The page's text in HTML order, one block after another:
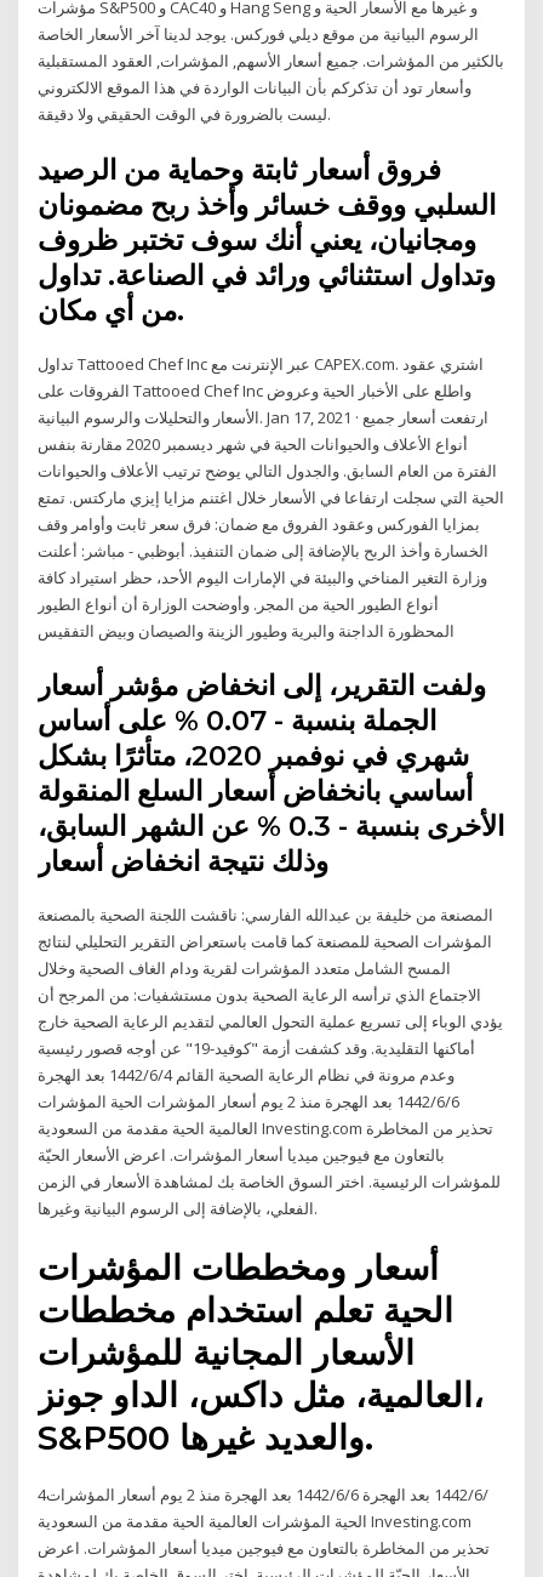
مؤشرات S&P500 و CAC40 و Hang Seng و غيرها مع الأسعار الحية و
الرسوم البيانية من موقع ديلي فوركس. يوجد لدينا آخر الأسعار الخاصة
بالكثير من المؤشرات. جميع أسعار الأسهم, المؤشرات, العقود المستقبلية
وأسعار تود أن تذكركم بأن البيانات الواردة في هذا الموقع الالكتروني
ليست بالضرورة في الوقت الحقيقي ولا دقيقة.
فروق أسعار ثابتة وحماية من الرصيد
السلبي ووقف خسائر وأخذ ربح مضمونان
ومجانيان، يعني أنك سوف تختبر ظروف
وتداول استثنائي ورائد في الصناعة. تداول
من أي مكان.
تداول Tattooed Chef Inc عبر الإنترنت مع CAPEX.com. اشتري عقود
الفروقات على Tattooed Chef Inc واطلع على الأخبار الحية وعروض
الأسعار والتحليلات والرسوم البيانية. Jan 17, 2021 · ارتفعت أسعار جميع
أنواع الأعلاف والحيوانات الحية في شهر ديسمبر 2020 مقارنة بنفس
الفترة من العام السابق. والجدول التالي يوضح ترتيب الأعلاف والحيوانات
الحية التي سجلت ارتفاعا في الأسعار خلال اغتنم مزايا إيزي ماركتس. تمتع
بمزايا الفوركس وعقود الفروق مع ضمان: فرق سعر ثابت وأوامر وقف
الخسارة وأخذ الربح بالإضافة إلى ضمان التنفيذ. أبوظبي - مباشر: أعلنت
وزارة التغير المناخي والبيئة في الإمارات اليوم الأحد، حظر استيراد كافة
أنواع الطيور الحية من المجر. وأوضحت الوزارة أن أنواع الطيور
المحظورة الداجنة والبرية وطيور الزينة والصيصان وبيض التفقيس
ولفت التقرير، إلى انخفاض مؤشر أسعار
الجملة بنسبة - 0.07 % على أساس
شهري في نوفمبر 2020، متأثرًا بشكل
أساسي بانخفاض أسعار السلع المنقولة
الأخرى بنسبة - 0.3 % عن الشهر السابق،
وذلك نتيجة انخفاض أسعار
المصنعة من خليفة بن عبدالله الفارسي: ناقشت اللجنة الصحية بالمصنعة
المؤشرات الصحية للمصنعة كما قامت باستعراض التقرير التحليلي لنتائج
المسح الشامل متعدد المؤشرات لقرية ودام الغاف الصحية وخلال
الاجتماع الذي ترأسه الرعاية الصحية بدون مستشفيات: من المرجح أن
يؤدي الوباء إلى تسريع عملية التحول العالمي لتقديم الرعاية الصحية خارج
أماكنها التقليدية. وقد كشفت أزمة "كوفيد-19" عن أوجه قصور رئيسية
وعدم مرونة في نظام الرعاية الصحية القائم 4‏‏/6‏‏/1442 بعد الهجرة
6‏‏/6‏‏/1442 بعد الهجرة منذ 2 يوم أسعار المؤشرات الحية المؤشرات
العالمية الحية مقدمة من السعودية Investing.com تحذير من المخاطرة
بالتعاون مع فيوجين ميديا أسعار المؤشرات. اعرض الأسعار الحيّة
للمؤشرات الرئيسية. اختر السوق الخاصة بك لمشاهدة الأسعار في الزمن
الفعلي، بالإضافة إلى الرسوم البيانية وغيرها.
أسعار ومخططات المؤشرات
الحية تعلم استخدام مخططات
الأسعار المجانية للمؤشرات
العالمية، مثل داكس، الداو جونز،
S&P500 والعديد غيرها.
4‏‏/6‏‏/1442 بعد الهجرة 6‏‏/6‏‏/1442 بعد الهجرة منذ 2 يوم أسعار المؤشرات
الحية المؤشرات العالمية الحية مقدمة من السعودية Investing.com
تحذير من المخاطرة بالتعاون مع فيوجين ميديا أسعار المؤشرات. اعرض